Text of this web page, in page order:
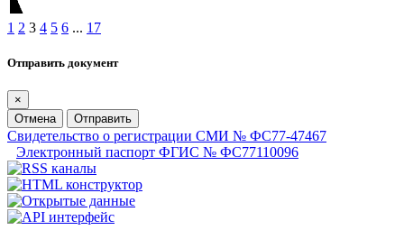
1 2 3 4 5 6 ... 17
Отправить документ
×
Отмена
Отправить
Свидетельство о регистрации СМИ № ФС77-47467
Электронный паспорт ФГИС № ФС77110096